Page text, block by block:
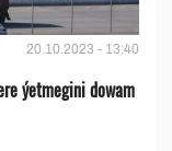
20.10.2023 - 13:40
ýetmegini dowam